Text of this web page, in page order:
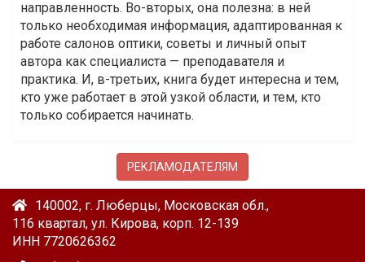
направленность. Во-вторых, она полезна: в ней
только необходимая информация, адаптированная к
работе салонов оптики, советы и личный опыт
автора как специалиста — преподавателя и
практика. И, в-третьих, книга будет интересна и тем,
кто уже работает в этой узкой области, и тем, кто
только собирается начинать.
РЕКЛАМОДАТЕЛЯМ
140002, г. Люберцы, Московская обл.,
116 квартал, ул. Кирова, корп. 12-139
ИНН 7720626362